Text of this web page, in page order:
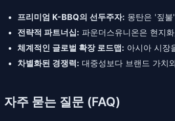
프리미엄 K-BBQ의 선두주자: 몽탄은 '짚
전략적 파트너십: 파운더스유니온은 현지
체계적인 글로벌 확장 로드맵: 아시아 시장
차별화된 경쟁력: 대중성보다 브랜드 가치
자주 묻는 질문 (FAQ)